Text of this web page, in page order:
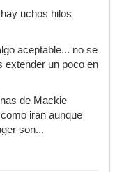
uchos hilos
aceptable... no se
extender un poco en
de Mackie
iran aunque
son...